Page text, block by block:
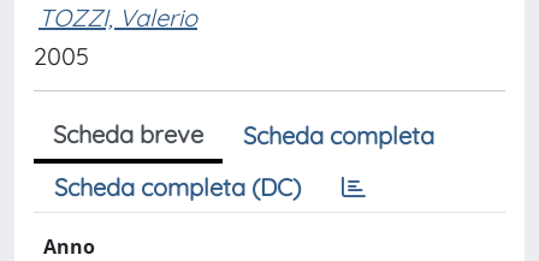
TOZZI, Valerio
2005
Scheda breve
Scheda completa
Scheda completa (DC)
Anno